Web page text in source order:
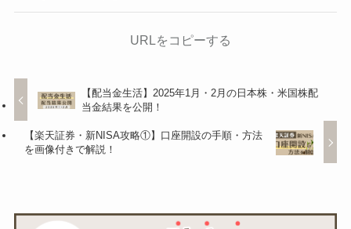
URLをコピーする
【配当金生活】2025年1月・2月の日本株・米国株配
当金結果を公開！
【楽天証券・新NISA攻略①】口座開設の手順・方法
を画像付きで解説！